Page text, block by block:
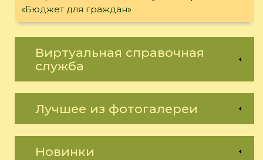
«Бюджет для граждан»
Виртуальная справочная
служба
Лучшее из фотогалереи
Новинки